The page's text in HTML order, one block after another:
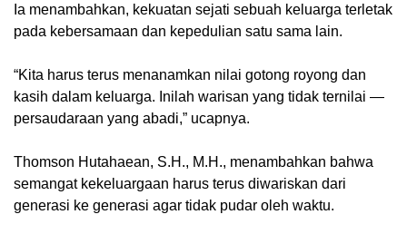
‎Ia menambahkan, kekuatan sejati sebuah keluarga terletak
pada kebersamaan dan kepedulian satu sama lain.
‎“Kita harus terus menanamkan nilai gotong royong dan
kasih dalam keluarga. Inilah warisan yang tidak ternilai —
persaudaraan yang abadi,” ucapnya.
‎Thomson Hutahaean, S.H., M.H., menambahkan bahwa
semangat kekeluargaan harus terus diwariskan dari
generasi ke generasi agar tidak pudar oleh waktu.